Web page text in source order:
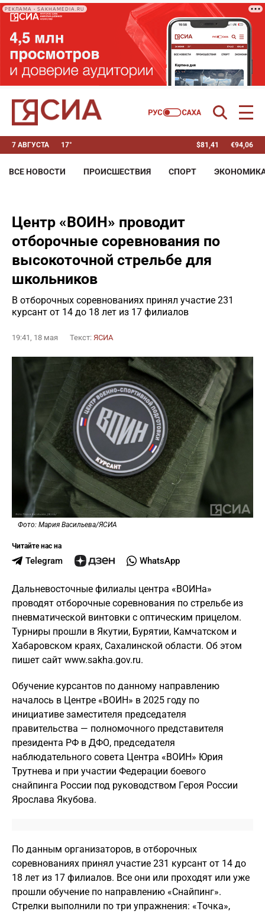
РЕКЛАМА • SAKHAMEDIA.RU
7 АВГУСТА 17° $81,41 €94,06
ВСЕ НОВОСТИ ПРОИСШЕСТВИЯ СПОРТ
Центр «ВОИН» проводит
отборочные соревнования по
высокоточной стрельбе для
школьников
В отборочных соревнованиях принял участие 231
курсант от 14 до 18 лет из 17 филиалов
19:41, 18 мая Текст: ЯСИА
Фото: Мария Васильева/ЯСИА
Читайте нас на
Telegram WhatsApp
Дальневосточные филиалы центра «ВОИНа»
проводят отборочные соревнования по стрельбе из
пневматической винтовки с оптическим прицелом.
Турниры прошли в Якутии, Бурятии, Камчатском и
Хабаровском краях, Сахалинской области. Об этом
пишет сайт www.sakha.gov.ru.
Обучение курсантов по данному направлению
началось в Центре «ВОИН» в 2025 году по
инициативе заместителя председателя
правительства — полномочного представителя
президента РФ в ДФО, председателя
наблюдательного совета Центра «ВОИН» Юрия
Трутнева и при участии Федерации боевого
снайпинга России под руководством Героя России
Ярослава Якубова.
По данным организаторов, в отборочных
соревнованиях принял участие 231 курсант от 14 до
18 лет из 17 филиалов. Все они или проходят или уже
прошли обучение по направлению «Снайпинг».
Стрелки выполнили по три упражнения: «Точка»,